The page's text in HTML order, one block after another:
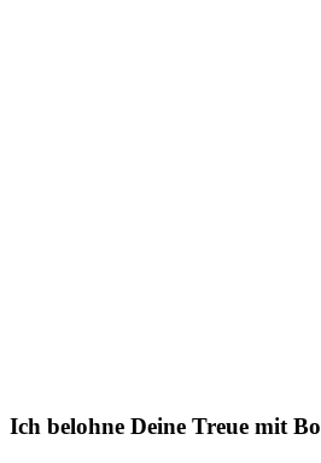
Ich belohne Deine Treue mit